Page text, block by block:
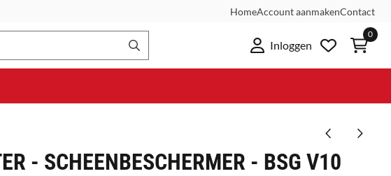
HomeAccount aanmakenContact
Inloggen
0
- SCHEENBESCHERMER - BSG V10